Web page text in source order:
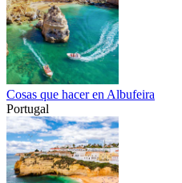
Cosas que hacer en Albufeira
Portugal